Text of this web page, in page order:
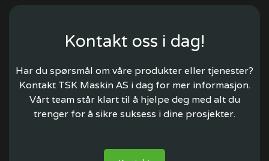
Kontakt oss i dag!
Har du spørsmål om våre produkter eller tjenester?
Kontakt TSK Maskin AS i dag for mer informasjon.
Vårt team står klart til å hjelpe deg med alt du
trenger for å sikre suksess i dine prosjekter.